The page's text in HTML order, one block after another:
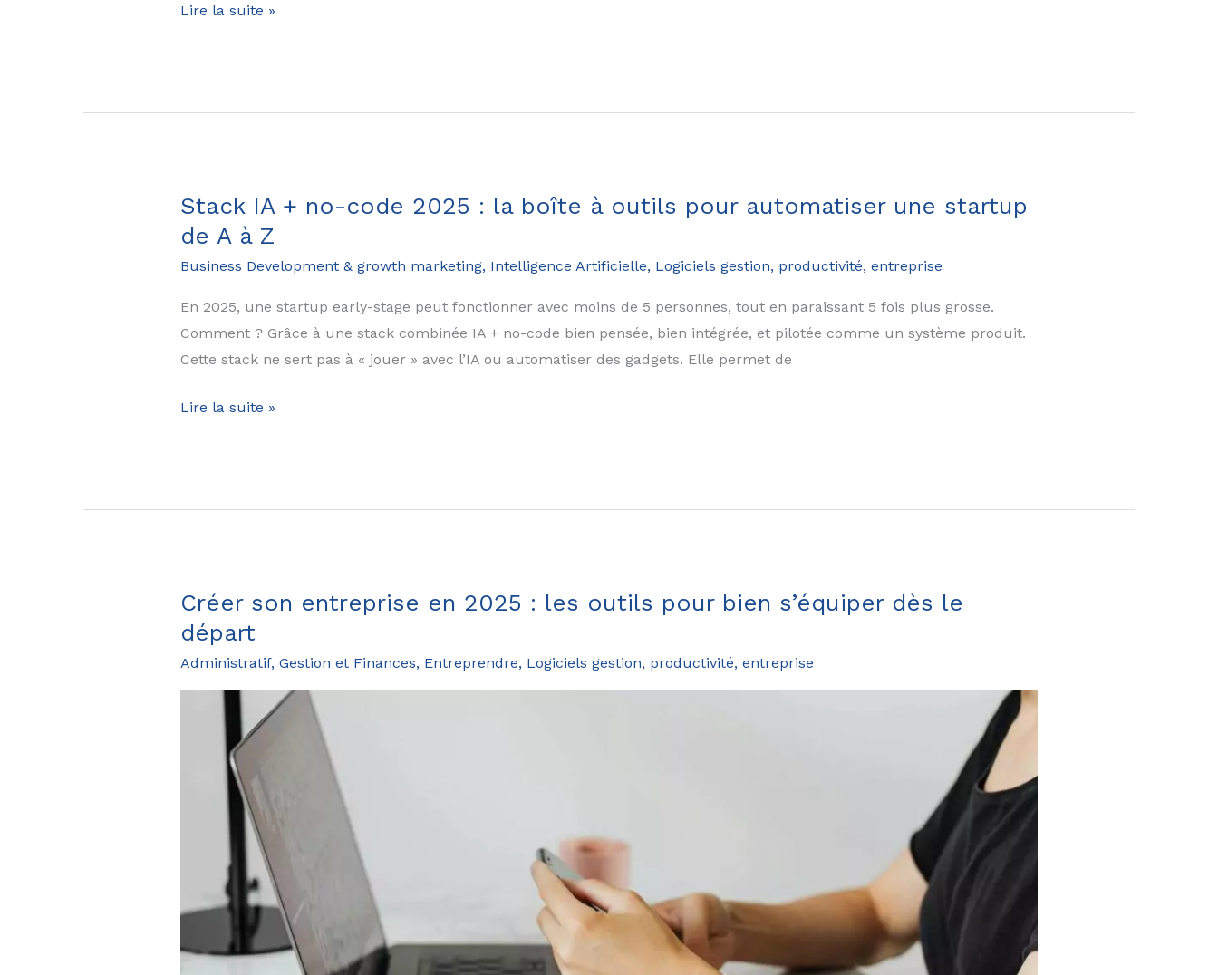
Repenser
recrutement
efficacité,
scalabilité
et
précision
Lire la suite »
Stack IA + no-code 2025 : la boîte à outils pour automatiser une startup
de A à Z
Business Development & growth marketing, Intelligence Artificielle, Logiciels gestion, productivité, entreprise
En 2025, une startup early-stage peut fonctionner avec moins de 5 personnes, tout en paraissant 5 fois plus grosse.
Comment ? Grâce à une stack combinée IA + no-code bien pensée, bien intégrée, et pilotée comme un système produit.
Cette stack ne sert pas à « jouer » avec l’IA ou automatiser des gadgets. Elle permet de
Stack
code
boîte
à
outils
pour
automatiser
startup
Lire la suite »
Créer son entreprise en 2025 : les outils pour bien s’équiper dès le
départ
Administratif, Gestion et Finances, Entreprendre, Logiciels gestion, productivité, entreprise